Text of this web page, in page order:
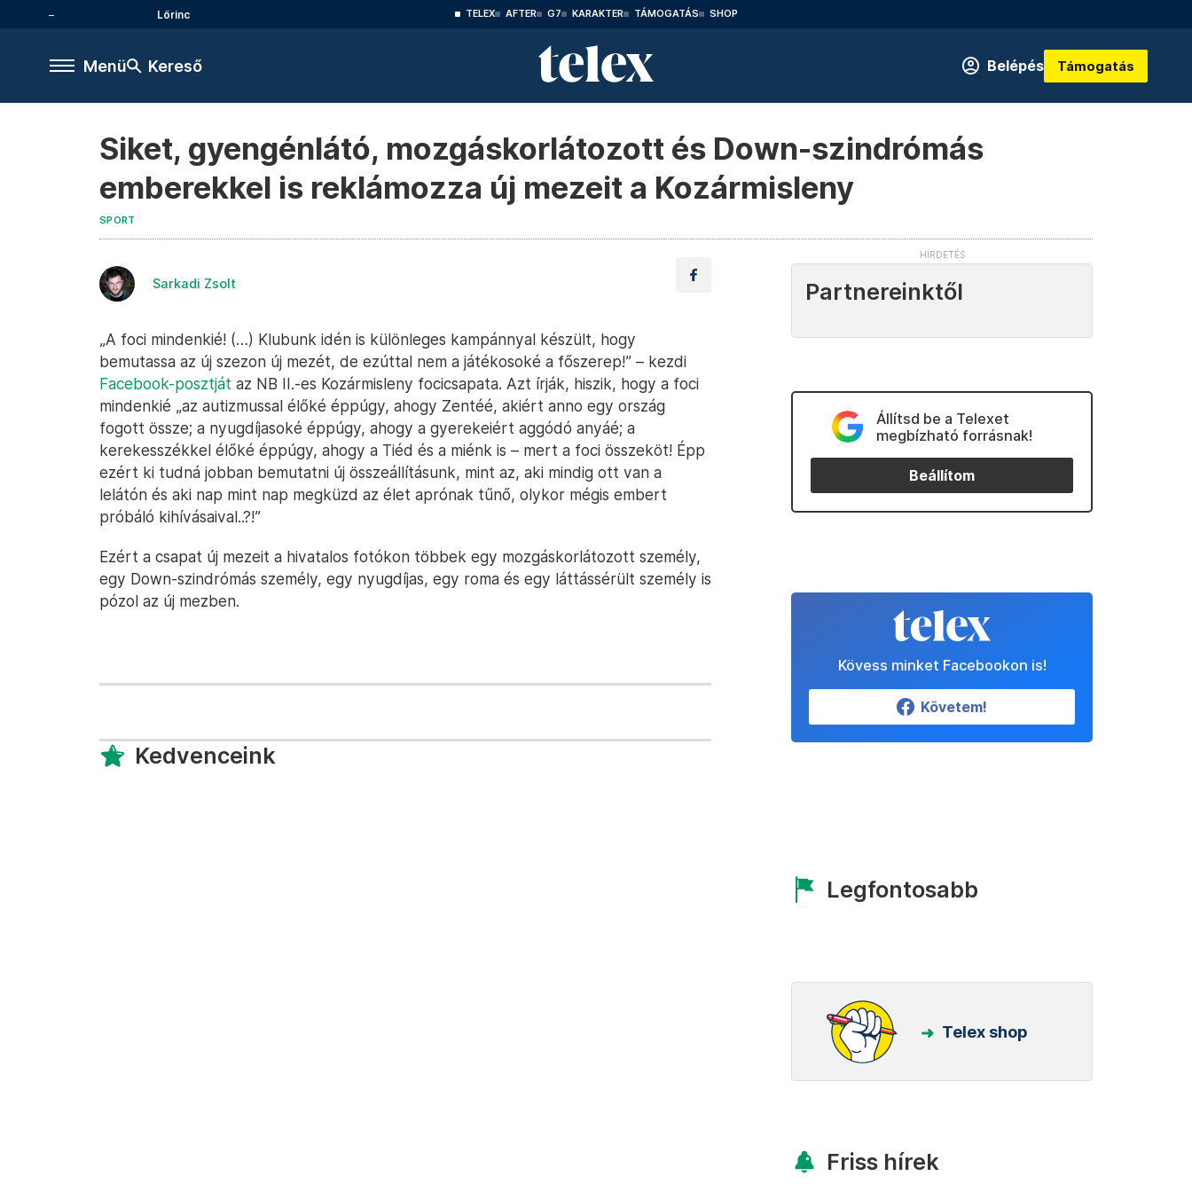
Lőrinc TELEX AFTER G7 KARAKTER TÁMOGATÁS SHOP
Menü Kereső Belépés Támogatás
Siket, gyengénlátó, mozgáskorlátozott és Down-szindrómás
emberekkel is reklámozza új mezeit a Kozármisleny
SPORT
Sarkadi Zsolt
„A foci mindenkié! (…) Klubunk idén is különleges kampánnyal készült, hogy
bemutassa az új szezon új mezét, de ezúttal nem a játékosoké a főszerep!” – kezdi
Facebook-posztját az NB II.-es Kozármisleny focicsapata. Azt írják, hiszik, hogy a foci
mindenkié „az autizmussal élőké éppúgy, ahogy Zentéé, akiért anno egy ország
fogott össze; a nyugdíjasoké éppúgy, ahogy a gyerekeiért aggódó anyáé; a
kerekesszékkel élőké éppúgy, ahogy a Tiéd és a miénk is – mert a foci összeköt! Épp
ezért ki tudná jobban bemutatni új összeállításunk, mint az, aki mindig ott van a
lelátón és aki nap mint nap megküzd az élet aprónak tűnő, olykor mégis embert
próbáló kihívásaival..?!”
Ezért a csapat új mezeit a hivatalos fotókon többek egy mozgáskorlátozott személy,
egy Down-szindrómás személy, egy nyugdíjas, egy roma és egy láttássérült személy is
pózol az új mezben.
Kedvenceink
Partnereinktől
Állítsd be a Telexet
megbízható forrásnak!
Beállítom
Kövess minket Facebookon is!
Követem!
Legfontosabb
Telex shop
Friss hírek